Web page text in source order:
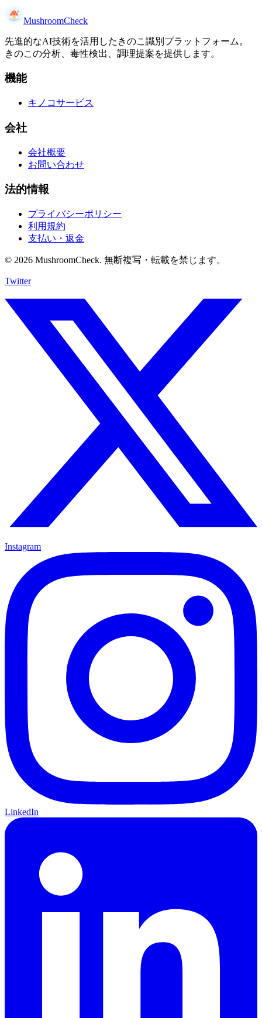
MushroomCheck
先進的なAI技術を活用したきのこ識別プラットフォーム。
きのこの分析、毒性検出、調理提案を提供します。
機能
キノコサービス
会社
会社概要
お問い合わせ
法的情報
プライバシーポリシー
利用規約
支払い・返金
© 2026 MushroomCheck. 無断複写・転載を禁じます。
Twitter
Instagram
LinkedIn